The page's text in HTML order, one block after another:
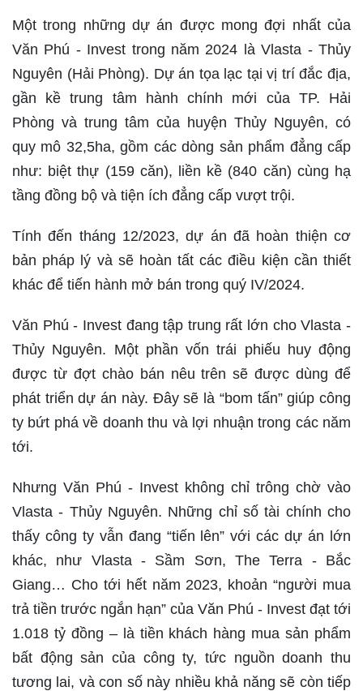
Một trong những dự án được mong đợi nhất của
Văn Phú - Invest trong năm 2024 là Vlasta - Thủy
Nguyên (Hải Phòng). Dự án tọa lạc tại vị trí đắc địa,
gần kề trung tâm hành chính mới của TP. Hải
Phòng và trung tâm của huyện Thủy Nguyên, có
quy mô 32,5ha, gồm các dòng sản phẩm đẳng cấp
như: biệt thự (159 căn), liền kề (840 căn) cùng hạ
tầng đồng bộ và tiện ích đẳng cấp vượt trội.
Tính đến tháng 12/2023, dự án đã hoàn thiện cơ
bản pháp lý và sẽ hoàn tất các điều kiện cần thiết
khác để tiến hành mở bán trong quý IV/2024.
Văn Phú - Invest đang tập trung rất lớn cho Vlasta -
Thủy Nguyên. Một phần vốn trái phiếu huy động
được từ đợt chào bán nêu trên sẽ được dùng để
phát triển dự án này. Đây sẽ là “bom tấn” giúp công
ty bứt phá về doanh thu và lợi nhuận trong các năm
tới.
Nhưng Văn Phú - Invest không chỉ trông chờ vào
Vlasta - Thủy Nguyên. Những chỉ số tài chính cho
thấy công ty vẫn đang “tiến lên” với các dự án lớn
khác, như Vlasta - Sầm Sơn, The Terra - Bắc
Giang… Cho tới hết năm 2023, khoản “người mua
trả tiền trước ngắn hạn” của Văn Phú - Invest đạt tới
1.018 tỷ đồng – là tiền khách hàng mua sản phẩm
bất động sản của công ty, tức nguồn doanh thu
tương lai, và con số này nhiều khả năng sẽ còn tiếp